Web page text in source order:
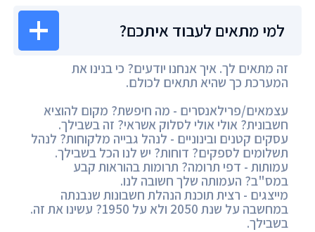
למי מתאים לעבוד איתכם?
זה מתאים לך. איך אנחנו יודעים? כי בנינו את
המערכת כך שהיא תתאים לכולם.
עצמאים/פרילאנסרים - מה חיפשת? מקום להוציא
חשבונית? אולי אולי לסלוק אשראי? זה בשבילך.
עסקים קטנים ובינוניים - לנהל גבייה מלקוחות? לנהל
תשלומים לספקים? דוחות? יש לנו הכל בשבילך.
עמותות - דפי תרומה? תרומות בהוראות קבע
במס"ב? העמותה שלך חשובה לנו.
מייצגים - רצית תוכנת הנהלת חשבונות שנבנתה
במחשבה על שנת 2050 ולא על 1950? עשינו את זה.
בשבילך.